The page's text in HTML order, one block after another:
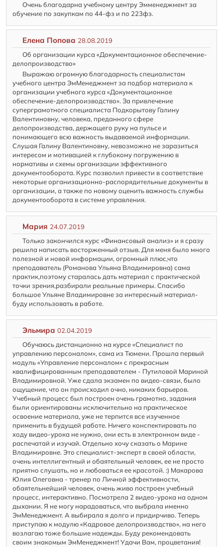
Очень благодарна учебному центру Эмменеджмент за
обучение по закупкам по 44-фз и по 223фз.
Елена Попова 28.08.2019
Об организации курса «Документационное обеспечение-
делопроизводство»
Выражаю огромную благодарность специалистам
учебного центра ЭмМенеджмент за подбор материала к
организации учебного курса «Документационное
обеспечение-делопроизводство». За привлечение
суперграмотного специалиста Подкорытову Галину
Валентиновну, человека, преданного сфере
делопроизводства, держащего руку на пульсе и
понимающего всю важность выдаваемой информации.
Слушая Галину Валентиновну, невозможно не заразиться
интересом и мотивацией к глубокому погружению в
нормативы и схемы организации эффективного
документооборота. Курс позволил привести в соответствие
некоторые организационно-распорядительные документы в
организации, а также по новому оценить важность службы
документооборота в системе управления.
Мария 24.07.2019
Только закончился курс «Финансовый анализ» и я сразу
решила написать восторженный отзыв. Для меня было много
полезной и новой информации, огромный плюс,что
преподаватель (Романова Ульяна Владимировна) сама
практик,поэтому старалась дать материал с практической
точки зрения,разбирали реальные примеры. Спасибо
большое Ульяне Владимировне за интересный материал-
буду использовать в работе.
Эльмира02.04.2019
Обучаюсь дистанционно на курсе «Специалист по
управлению персоналом», сама из Тюмени. Прошла первый
модуль «Управление персоналом» с прекрасным
квалифицированным преподавателем - Путиловой Мариной
Владимировной. Уже сдала экзамен по видео-связи, было
ощущение, что он происходил очно, никаких барьеров.
Учебный процесс был построен очень грамотно, задания
были ориентированы исключительно на практическое
освоение материала, уже не терпится все изученное
применить в будущей работе. Ничего конспектировать по
ходу видео-урока не нужно, они есть в электронном виде -
распечатай и изучай. Отдельно хочу сказать о Марине
Владимировне. Это специалист-эксперт в своей области,
очень интеллигентный и обаятельный человек, ее не просто
приятно слушать, но и любоваться ее красотой. :) Макарова
Юлия Олеговна - тренер по Личной эффективности,
обаятельнейший человек, очень живо построен учебный
процесс, интерактивно. Посмотрела 2 видео-урока на одном
дыхании. Я не могу нарадоваться, что выбрала именно
ЭмМенеджмент. А выбирала я долго и придирчиво. Теперь
приступаю к модулю «Кадровое делопроизводство», на него
возлагаю тоже большие надежды. Буду рекомендовать
своим знакомым ЭмМенеджмент! Удачи Вам, процветания!